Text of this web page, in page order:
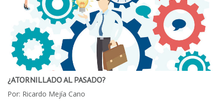
¿ATORNILLADO AL PASADO?
Por: Ricardo Mejía Cano